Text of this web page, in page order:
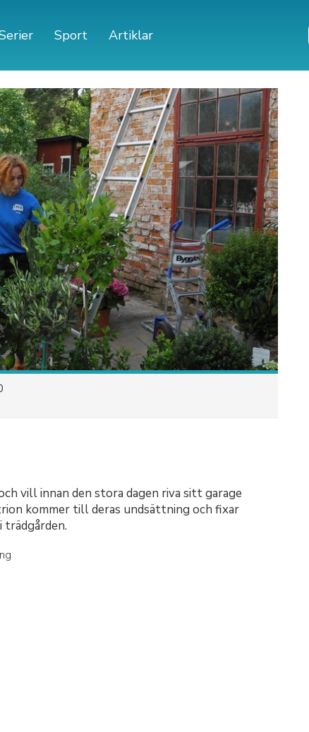
Sport Artiklar
vill innan den stora dagen riva sitt garage
kommer till deras undsättning och fixar